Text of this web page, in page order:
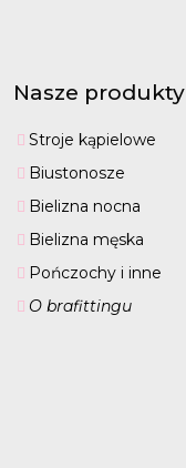
Nasze produkty
Stroje kąpielowe
Biustonosze
Bielizna nocna
Bielizna męska
Pończochy i inne
O brafittingu